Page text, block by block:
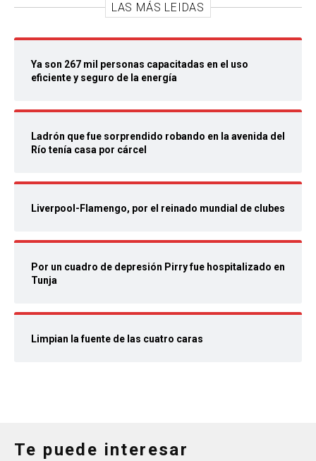
LAS MÁS LEIDAS
Ya son 267 mil personas capacitadas en el uso
eficiente y seguro de la energía
Ladrón que fue sorprendido robando en la avenida del
Río tenía casa por cárcel
Liverpool-Flamengo, por el reinado mundial de clubes
Por un cuadro de depresión Pirry fue hospitalizado en
Tunja
Limpian la fuente de las cuatro caras
Te puede interesar